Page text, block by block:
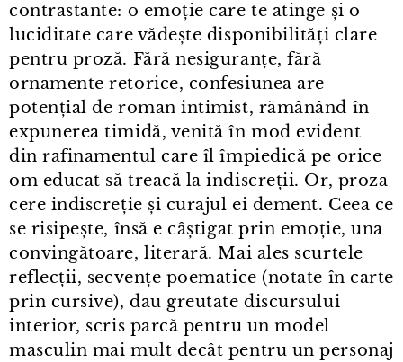
contrastante: o emoție care te atinge și o
luciditate care vădește disponibilități clare
pentru proză. Fără nesiguranțe, fără
ornamente retorice, confesiunea are
potențial de roman intimist, rămânând în
expunerea timidă, venită în mod evident
din rafinamentul care îl împiedică pe orice
om educat să treacă la indiscreții. Or, proza
cere indiscreție și curajul ei dement. Ceea ce
se risipește, însă e câștigat prin emoție, una
convingătoare, literară. Mai ales scurtele
reflecții, secvențe poematice (notate în carte
prin cursive), dau greutate discursului
interior, scris parcă pentru un model
masculin mai mult decât pentru un personaj